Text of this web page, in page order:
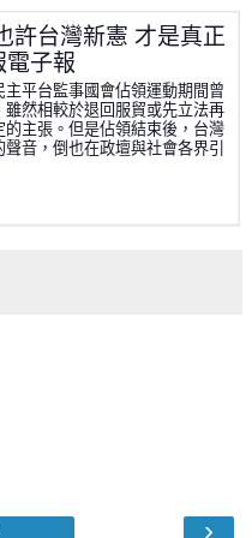
許台灣新憲 才是真正
電子報
平台監事國會佔領運動期間曾
然相較於退回服貿或先立法再
主張。但是佔領結束後，台灣
音，倒也在政壇與社會各界引
›